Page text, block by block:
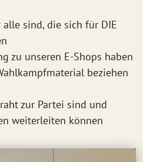
sind, die sich für DIE
zu unseren E-Shops haben
beziehen
zur Partei sind und
weiterleiten können